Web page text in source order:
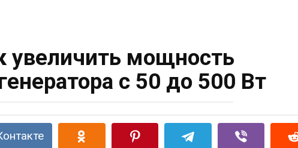
увеличить мощность
с 50 до 500 Вт